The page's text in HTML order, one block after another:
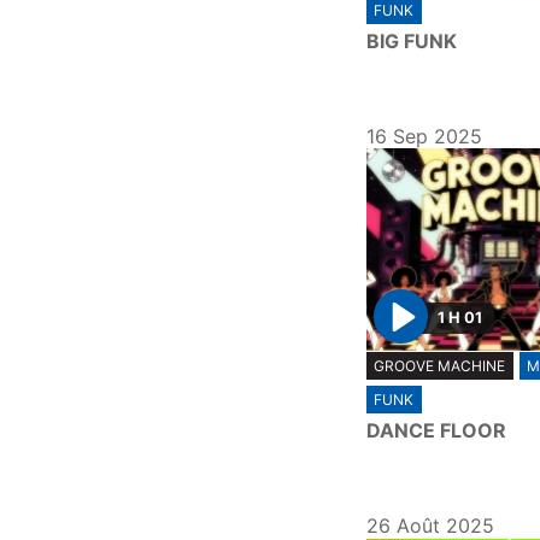
a
y
FUNK
BIG FUNK
16 Sep 2025
P
l
a
y
1 H 01
GROOVE MACHINE
FUNK
DANCE FLOOR
26 Août 2025